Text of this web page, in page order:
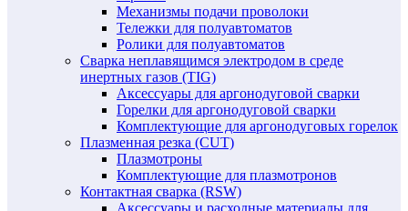
Механизмы подачи проволоки
Тележки для полуавтоматов
Ролики для полуавтоматов
Сварка неплавящимся электродом в среде
инертных газов (TIG)
Аксессуары для аргонодуговой сварки
Горелки для аргонодуговой сварки
Комплектующие для аргонодуговых горелок
Плазменная резка (CUT)
Плазмотроны
Комплектующие для плазмотронов
Контактная сварка (RSW)
Аксессуары и расходные материалы для